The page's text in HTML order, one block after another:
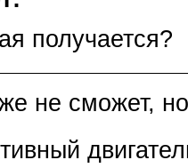
получается?
не сможет,